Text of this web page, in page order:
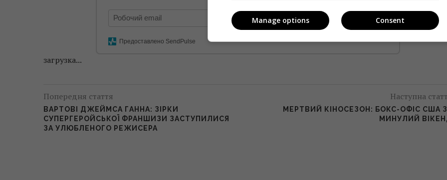
Підписатись→
Предоставлено SendPulse
загрузка...
Попередня стаття
ВАРТОВІ ДЖЕЙМСА ГАННА: ЗІРКИ
СУПЕРГЕРОЙСЬКОЇ ФРАНШИЗИ ЗАСТУПИЛИСЯ
ЗА УЛЮБЛЕНОГО РЕЖИСЕРА
Наступна
МЕРТВИЙ КІНОСЕЗОН: БОКС-ОФІС США
МИНУЛИЙ
Consent
Manage options